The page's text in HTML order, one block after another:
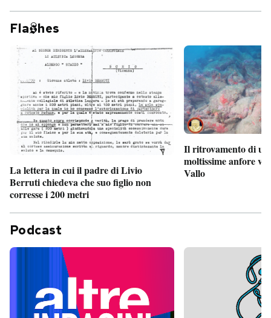
Fla hes
La lettera in cui il padre di Livio
Berruti chiedeva che suo figlio non
corresse i 200 metri
Il ritrovamento di
moltissime anfore
Vallo
Podcast